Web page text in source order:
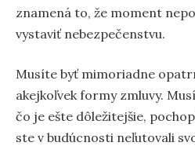
znamená to, že moment
vystaviť nebezpečenstvu.
Musíte byť mimoriadne
akejkoľvek formy zmluvy.
čo je ešte dôležitejšie,
ste v budúcnosti neľutovali